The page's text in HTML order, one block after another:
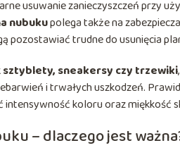
usuwanie zanieczyszczeń przy
nubukupolega także na
pozostawiać trudne do usunięcia
sztyblety, sneakersy czy trzewiki
i trwałych uszkodzeń.
koloru oraz miękkość
– dlaczego jest